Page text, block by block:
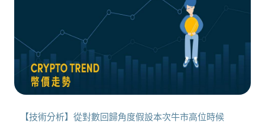
【技術分析】從對數回歸角度假設本次牛市高位時候